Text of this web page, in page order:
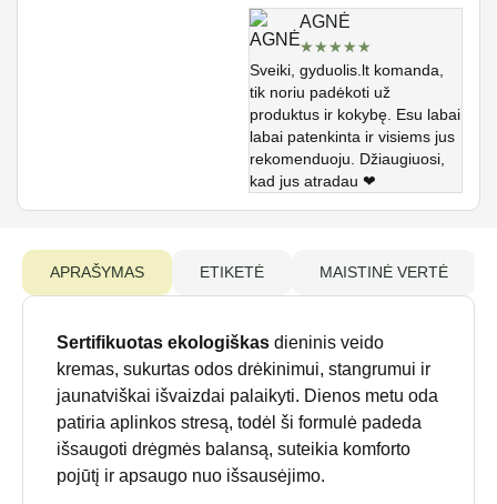
AGNĖ
★★★★★
Sveiki, gyduolis.lt komanda,
tik noriu padėkoti už
produktus ir kokybę. Esu labai
labai patenkinta ir visiems jus
rekomenduoju. Džiaugiuosi,
kad jus atradau ❤
APRAŠYMAS ETIKETĖ MAISTINĖ VERTĖ
Sertifikuotas ekologiškas dieninis veido
kremas, sukurtas odos drėkinimui, stangrumui ir
jaunatviškai išvaizdai palaikyti. Dienos metu oda
patiria aplinkos stresą, todėl ši formulė padeda
išsaugoti drėgmės balansą, suteikia komforto
pojūtį ir apsaugo nuo išsausėjimo.